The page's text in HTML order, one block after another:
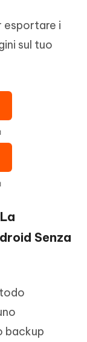
esportare i
sul tuo
Senza
backup